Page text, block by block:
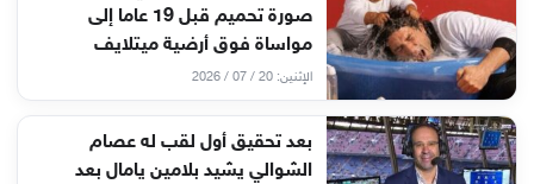
صورة تحميم قبل 19 عاما إلى
مواساة فوق أرضية ميتلايف
الإثنين: 20 / 07 / 2026
بعد تحقيق أول لقب له عصام
الشوالي يشيد بلامين يامال بعد